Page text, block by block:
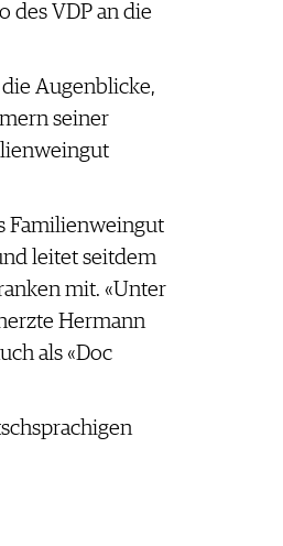
des VDP an die
Augenblicke,
seiner
Familienweingut
leitet seitdem
mit. «Unter
Hermann
als «Doc